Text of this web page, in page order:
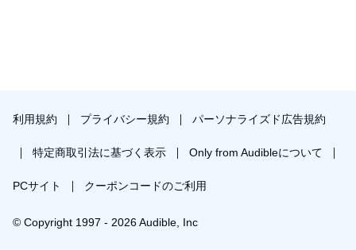
利用規約 プライバシー規約 パーソナライズド広告規約
特定商取引法に基づく表示 Only from Audibleについて
PCサイト クーポンコードのご利用
© Copyright 1997 - 2026 Audible, Inc